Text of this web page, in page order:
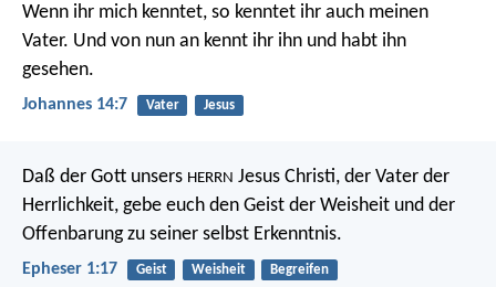
Wenn ihr mich kenntet, so kenntet ihr auch meinen
Vater. Und von nun an kennt ihr ihn und habt ihn
gesehen.
Johannes 14:7 Vater Jesus
Daß der Gott unsers HERRN Jesus Christi, der Vater der
Herrlichkeit, gebe euch den Geist der Weisheit und der
Offenbarung zu seiner selbst Erkenntnis.
Epheser 1:17 Geist Weisheit Begreifen